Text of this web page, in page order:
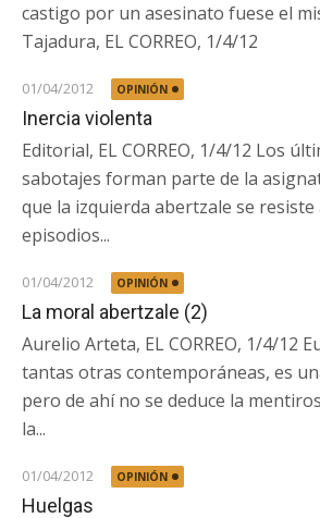
castigo por un asesinato fuese el
Tajadura, EL CORREO, 1/4/12
01/04/2012 OPINIÓN
Inercia violenta
Editorial, EL CORREO, 1/4/12 Los
sabotajes forman parte de la
que la izquierda abertzale se
episodios...
01/04/2012 OPINIÓN
La moral abertzale (2)
Aurelio Arteta, EL CORREO, 1/4/12
tantas otras contemporáneas, es
pero de ahí no se deduce la
la...
01/04/2012 OPINIÓN
Huelgas